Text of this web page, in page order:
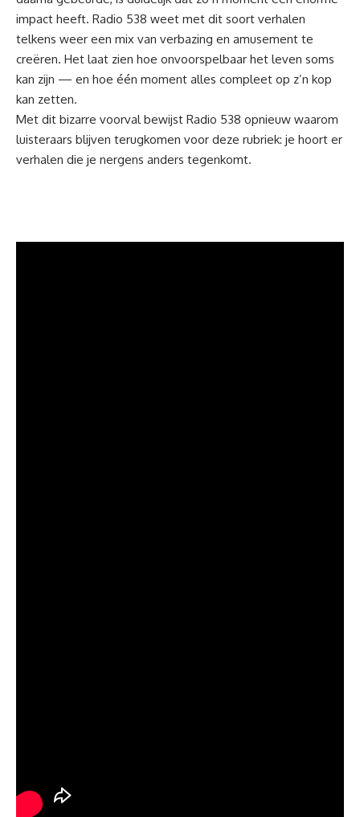
impact heeft. Radio 538 weet met dit soort verhalen
telkens weer een mix van verbazing en amusement te
creëren. Het laat zien hoe onvoorspelbaar het leven soms
kan zijn — en hoe één moment alles compleet op z’n kop
kan zetten.
Met dit bizarre voorval bewijst Radio 538 opnieuw waarom
luisteraars blijven terugkomen voor deze rubriek: je hoort er
verhalen die je nergens anders tegenkomt.